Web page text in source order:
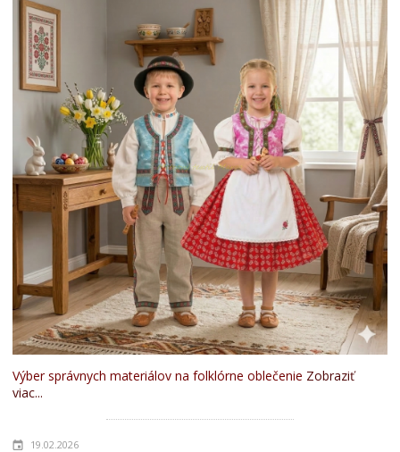
Výber správnych materiálov na folklórne oblečenie Zobraziť
viac...
19.02.2026